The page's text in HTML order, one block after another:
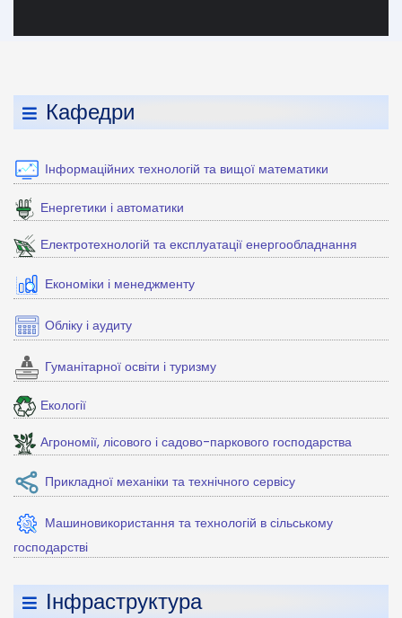
Кафедри
Інформаційних технологій та вищої математики
Енергетики і автоматики
Електротехнологій та експлуатації енергообладнання
Економіки і менеджменту
Обліку і аудиту
Гуманітарної освіти і туризму
Екології
Агрономії, лісового і садово-паркового господарства
Прикладної механіки та технічного сервісу
Машиновикористання та технологій в сільському
господарстві
Інфраструктура